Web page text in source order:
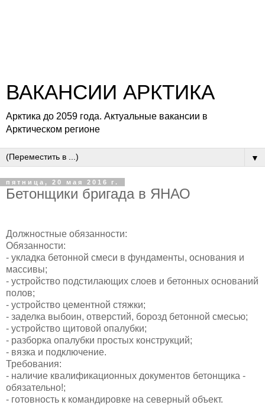
ВАКАНСИИ АРКТИКА
Арктика до 2059 года. Актуальные вакансии в
Арктическом регионе
▼
пятница, 20 мая 2016 г.
Бетонщики бригада в ЯНАО
Должностные обязанности:
Обязанности:
- укладка бетонной смеси в фундаменты, основания и
массивы;
- устройство подстилающих слоев и бетонных оснований
полов;
- устройство цементной стяжки;
- заделка выбоин, отверстий, борозд бетонной смесью;
- устройство щитовой опалубки;
- разборка опалубки простых конструкций;
- вязка и подключение.
Требования:
- наличие квалификационных документов бетонщика -
обязательно!;
- готовность к командировке на северный объект.